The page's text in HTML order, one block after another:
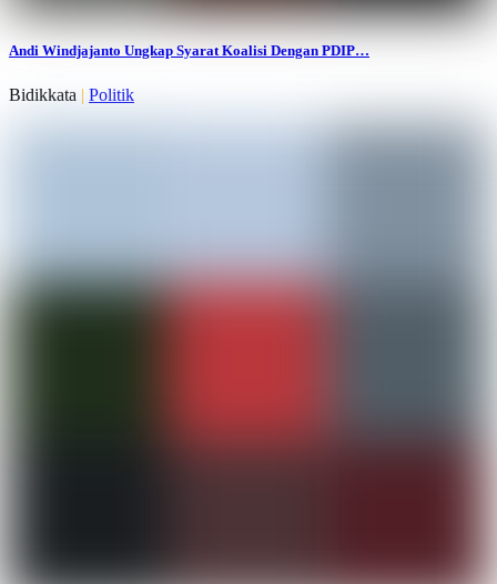
Andi Windjajanto Ungkap Syarat Koalisi Dengan PDIP…
Bidikkata | Politik